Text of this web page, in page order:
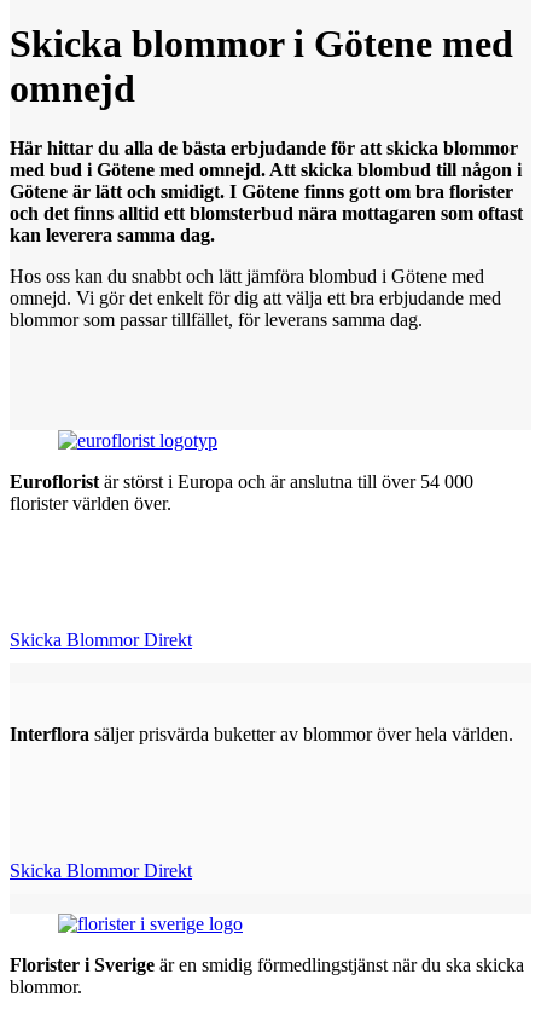
Skicka blommori Götene med
omnejd
Här hittar du alla de bästa erbjudande för att skicka blommor
med bud i Götene med omnejd. Att skicka blombud till någon i
Götene är lätt och smidigt. I Götene finns gott om bra florister
och det finns alltid ett blomsterbud nära mottagaren som oftast
kan leverera samma dag.
Hos oss kan du snabbt och lätt jämföra blombud i Götene med
omnejd. Vi gör det enkelt för dig att välja ett bra erbjudande med
blommor som passar tillfället, för leverans samma dag.
Euroflorist är störst i Europa och är anslutna till över 54 000
florister världen över.
Skicka Blommor Direkt
Interflora säljer prisvärda buketter av blommor över hela världen.
Skicka Blommor Direkt
Florister i Sverige är en smidig förmedlingstjänst när du ska skicka
blommor.